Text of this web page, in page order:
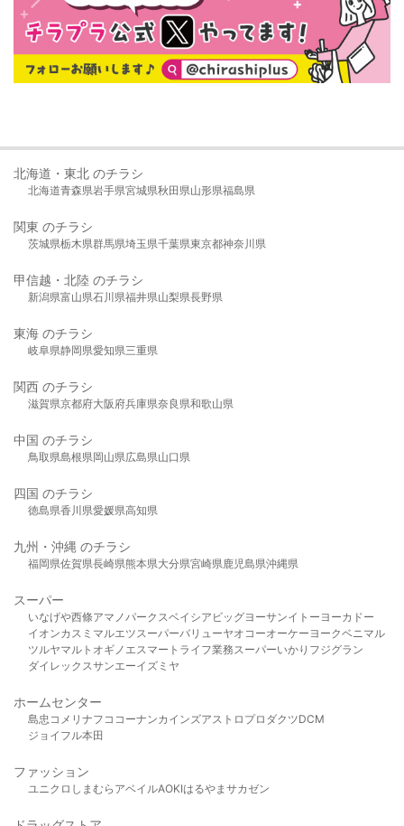
北海道・東北 のチラシ
北海道青森県岩手県宮城県秋田県山形県福島県
関東 のチラシ
茨城県栃木県群馬県埼玉県千葉県東京都神奈川県
甲信越・北陸 のチラシ
新潟県富山県石川県福井県山梨県長野県
東海 のチラシ
岐阜県静岡県愛知県三重県
関西 のチラシ
滋賀県京都府大阪府兵庫県奈良県和歌山県
中国 のチラシ
鳥取県島根県岡山県広島県山口県
四国 のチラシ
徳島県香川県愛媛県高知県
九州・沖縄 のチラシ
福岡県佐賀県長崎県熊本県大分県宮崎県鹿児島県沖縄県
スーパー
いなげや西條アマノパークスベイシア ビッグヨーサンイトーヨーカドー
イオンカスミ マルエツスーパーバリューヤオコーオーケー ヨークベニマル
ツルヤマルト オギノ エスマート ライフ業務スーパーいかり フジグラン
ダイレックスサンエーイズミヤ
ホームセンター
島忠 コメリ ナフコ コーナンカインズアストロプロダクツDCM
ジョイフル本田
ファッション
ユニクロ しまむら アベイルAOKIはるやま サカゼン